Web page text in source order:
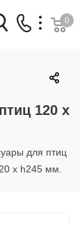
0
120 х
для птиц
х h245 мм.